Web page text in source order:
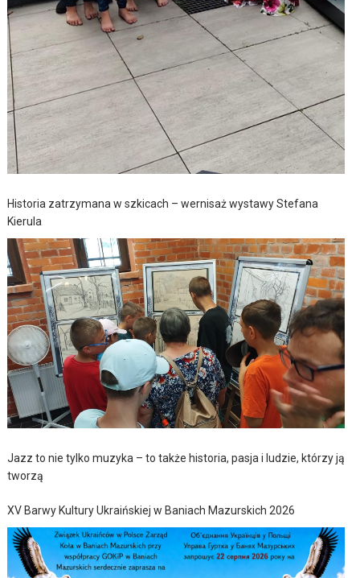
Historia zatrzymana w szkicach – wernisaż wystawy Stefana
Kierula
Jazz to nie tylko muzyka – to także historia, pasja i ludzie, którzy ją
tworzą
XV Barwy Kultury Ukraińskiej w Baniach Mazurskich 2026